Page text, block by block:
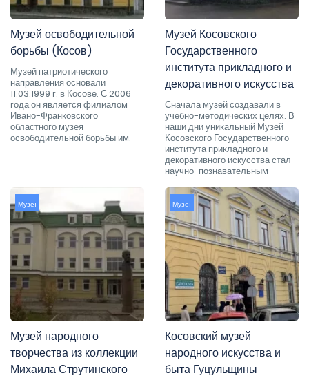
Музей освободительной
борьбы (Косов)
Музей патриотического
направления основали
11.03.1999 г. в Косове. С 2006
года он является филиалом
Ивано-Франковского
областного музея
освободительной борьбы им.
Музей Косовского
Государственного
института прикладного и
декоративного искусства
Сначала музей создавали в
учебно-методических целях. В
наши дни уникальный Музей
Косовского Государственного
института прикладного и
декоративного искусства стал
научно-познавательным
Музеї
Музей народного
творчества из коллекции
Михаила Струтинского
Музеї
Косовский музей
народного искусства и
быта Гуцульщины